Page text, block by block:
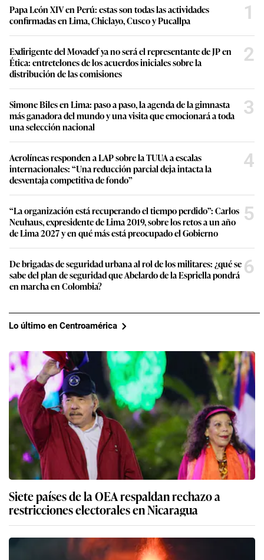
Papa León XIV en Perú: estas son todas las actividades
confirmadas en Lima, Chiclayo, Cusco y Pucallpa
1
Exdirigente del Movadef ya no será el representante de JP en
Ética: entretelones de los acuerdos iniciales sobre la
distribución de las comisiones
2
Simone Biles en Lima: paso a paso, la agenda de la gimnasta
más ganadora del mundo y una visita que emocionará a toda
una selección nacional
3
Aerolíneas responden a LAP sobre la TUUA a escalas
internacionales: “Una reducción parcial deja intacta la
desventaja competitiva de fondo”
4
“La organización está recuperando el tiempo perdido”: Carlos
Neuhaus, expresidente de Lima 2019, sobre los retos a un año
de Lima 2027 y en qué más está preocupado el Gobierno
5
De brigadas de seguridad urbana al rol de los militares: ¿qué se
sabe del plan de seguridad que Abelardo de la Espriella pondrá
en marcha en Colombia?
6
Lo último en Centroamérica
Siete países de la OEA respaldan rechazo a
restricciones electorales en Nicaragua